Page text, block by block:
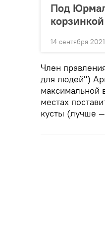
Под
корзинкой
14 сентября
Член
для людей")
максимальной
местах
кусты (лучше